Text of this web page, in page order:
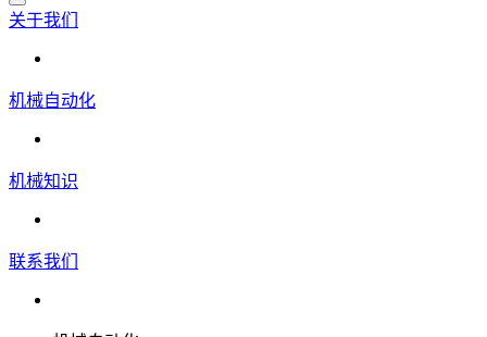
关于我们
机械自动化
机械知识
联系我们